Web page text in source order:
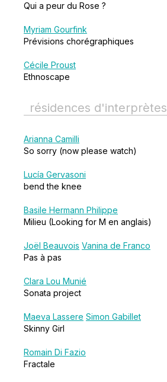
Qui a peur du Rose ?
Myriam Gourfink
Prévisions chorégraphiques
Cécile Proust
Ethnoscape
résidences d'interprètes
Arianna Camilli
So sorry (now please watch)
Lucía Gervasoni
bend the knee
Basile Hermann Philippe
Milieu (Looking for M en anglais)
Joël Beauvois Vanina de Franco
Pas à pas
Clara Lou Munié
Sonata project
Maeva Lassere Simon Gabillet
Skinny Girl
Romain Di Fazio
Fractale